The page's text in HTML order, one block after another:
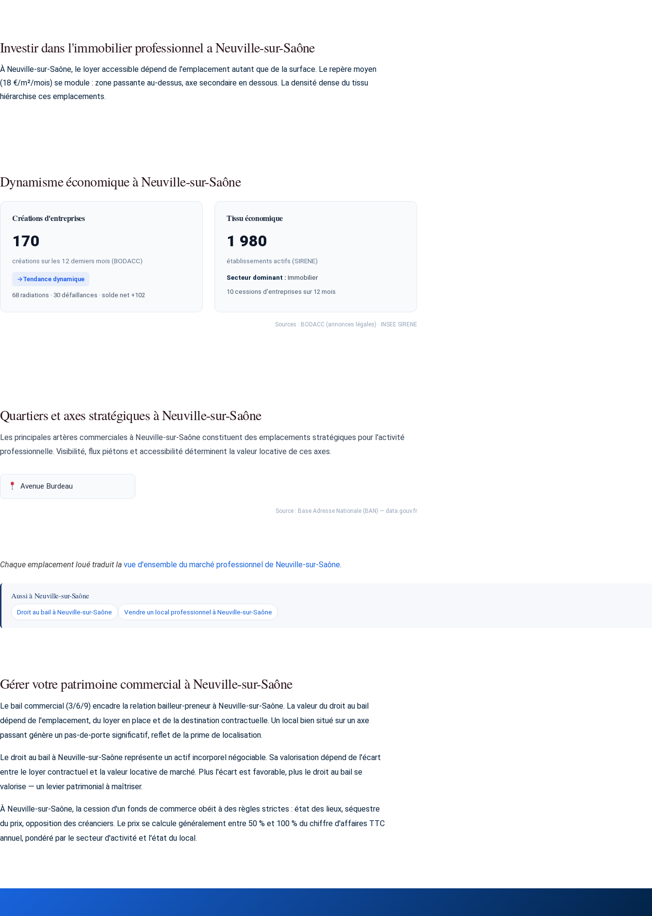
Investir dans l'immobilier professionnel a Neuville-sur-Saône
À Neuville-sur-Saône, le loyer accessible dépend de l'emplacement autant que de la surface. Le repère moyen
(18 €/m²/mois) se module : zone passante au-dessus, axe secondaire en dessous. La densité dense du tissu
hiérarchise ces emplacements.
Dynamisme économique à Neuville-sur-Saône
Créations d'entreprises
170
créations sur les 12 derniers mois (BODACC)
→Tendance dynamique
68 radiations · 30 défaillances · solde net +102
Tissu économique
1 980
établissements actifs (SIRENE)
Secteur dominant : Immobilier
10 cessions d'entreprises sur 12 mois
Sources : BODACC (annonces légales) · INSEE SIRENE
Quartiers et axes stratégiques à Neuville-sur-Saône
Les principales artères commerciales à Neuville-sur-Saône constituent des emplacements stratégiques pour l'activité
professionnelle. Visibilité, flux piétons et accessibilité déterminent la valeur locative de ces axes.
Avenue Burdeau
Source : Base Adresse Nationale (BAN) — data.gouv.fr
Chaque emplacement loué traduit la vue d'ensemble du marché professionnel de Neuville-sur-Saône.
Aussi à Neuville-sur-Saône
Droit au bail à Neuville-sur-Saône Vendre un local professionnel à Neuville-sur-Saône
Gérer votre patrimoine commercial à Neuville-sur-Saône
Le bail commercial (3/6/9) encadre la relation bailleur-preneur à Neuville-sur-Saône. La valeur du droit au bail
dépend de l'emplacement, du loyer en place et de la destination contractuelle. Un local bien situé sur un axe
passant génère un pas-de-porte significatif, reflet de la prime de localisation.
Le droit au bail à Neuville-sur-Saône représente un actif incorporel négociable. Sa valorisation dépend de l'écart
entre le loyer contractuel et la valeur locative de marché. Plus l'écart est favorable, plus le droit au bail se
valorise — un levier patrimonial à maîtriser.
À Neuville-sur-Saône, la cession d'un fonds de commerce obéit à des règles strictes : état des lieux, séquestre
du prix, opposition des créanciers. Le prix se calcule généralement entre 50 % et 100 % du chiffre d'affaires TTC
annuel, pondéré par le secteur d'activité et l'état du local.